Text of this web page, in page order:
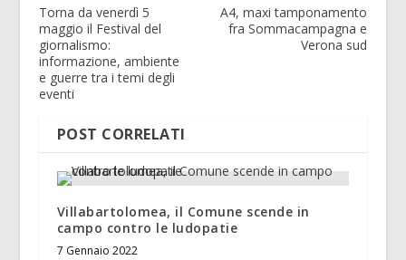
Torna da venerdì 5
maggio il Festival del
giornalismo:
informazione, ambiente
e guerre tra i temi degli
eventi
A4, maxi tamponamento
fra Sommacampagna e
Verona sud
POST CORRELATI
Villabartolomea, il Comune scende in
campo contro le ludopatie
7 Gennaio 2022